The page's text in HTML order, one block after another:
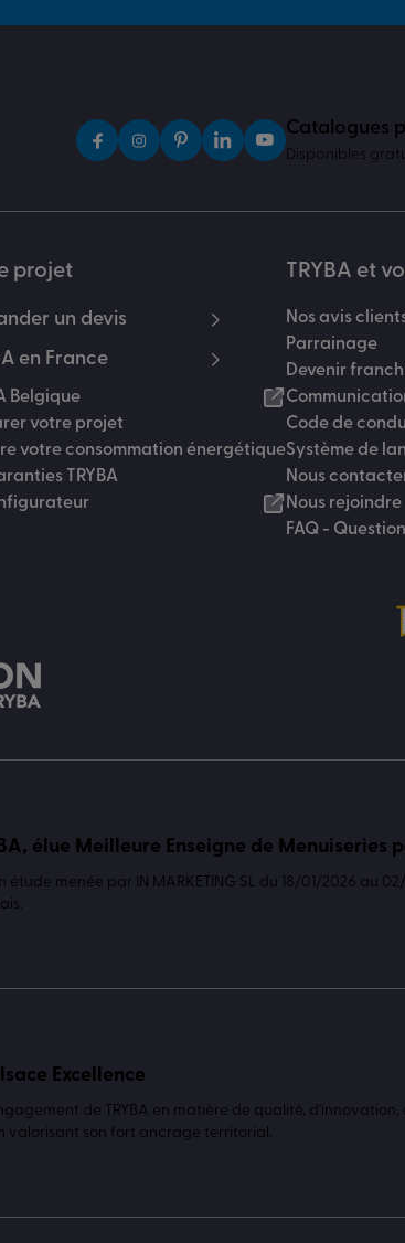
Catalogues
Disponibles
projet
un devis
en France
Belgique
votre projet
votre consommation énergétique
TRYBA
TRYBA et
Nos avis
Parrainage
Devenir
Code de
Système de
Nous
Nous rejoindre
FAQ -
élue Meilleure Enseigne de Menuiseries
étude menée par IN MARKETING SL du 18/01/2026 au
Excellence
de TRYBA en matière de qualité,
valorisant son fort ancrage territorial.